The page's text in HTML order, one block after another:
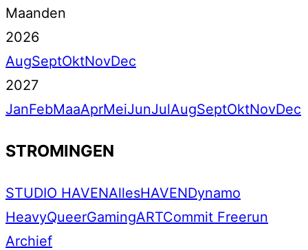
Maanden
2026
AugSeptOktNovDec
2027
JanFebMaaAprMeiJunJulAugSeptOktNovDec
STROMINGEN
STUDIO HAVENAllesHAVENDynamo
HeavyQueerGamingARTCommit Freerun
Archief